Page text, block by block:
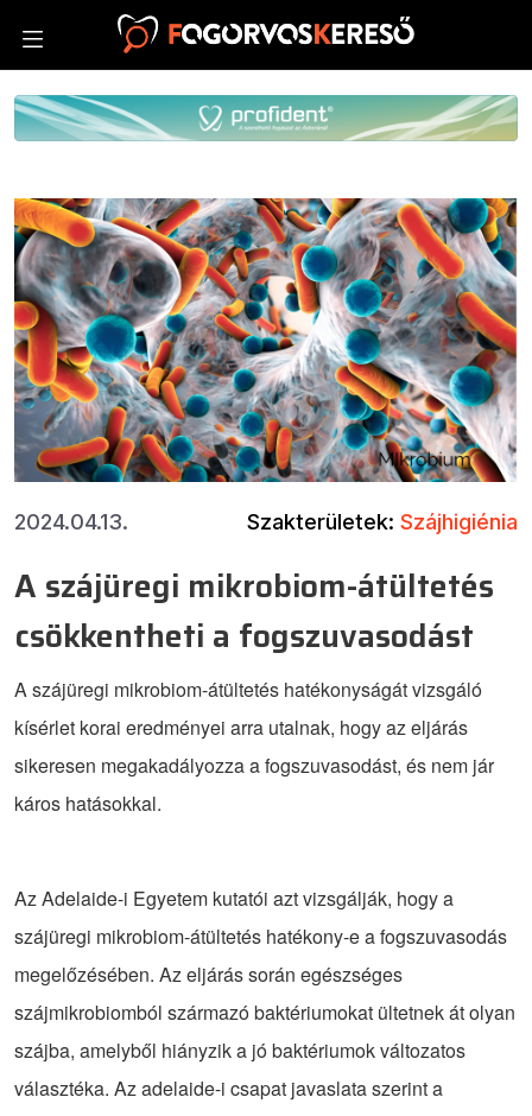
2024.04.13. Szakterületek: Szájhigiénia
A szájüregi mikrobiom-átültetés
csökkentheti a fogszuvasodást
A szájüregi mikrobiom-átültetés hatékonyságát vizsgáló
kísérlet korai eredményei arra utalnak, hogy az eljárás
sikeresen megakadályozza a fogszuvasodást, és nem jár
káros hatásokkal.
Az Adelaide-i Egyetem kutatói azt vizsgálják, hogy a
szájüregi mikrobiom-átültetés hatékony-e a fogszuvasodás
megelőzésében. Az eljárás során egészséges
szájmikrobiomból származó baktériumokat ültetnek át olyan
szájba, amelyből hiányzik a jó baktériumok változatos
választéka. Az adelaide-i csapat javaslata szerint a